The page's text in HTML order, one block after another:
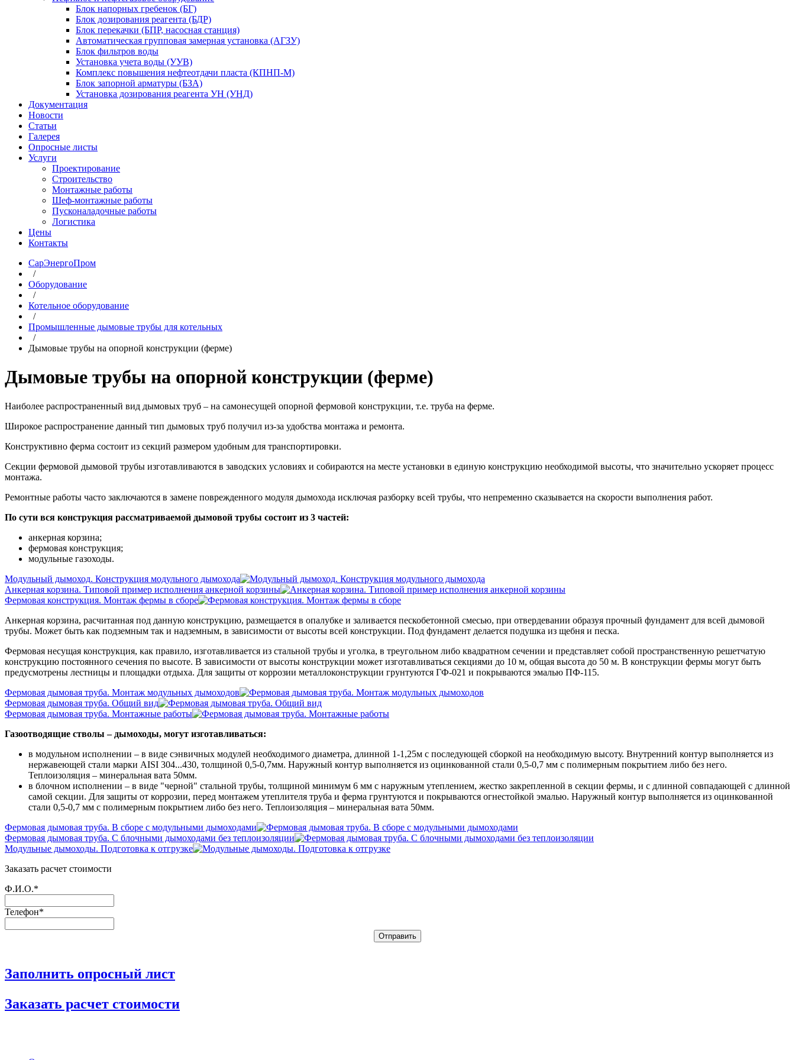
Блок напорных гребенок (БГ)
Блок дозирования реагента (БДР)
Блок перекачки (БПР, насосная станция)
Автоматическая групповая замерная установка (АГЗУ)
Блок фильтров воды
Установка учета воды (УУВ)
Комплекс повышения нефтеотдачи пласта (КПНП-М)
Блок запорной арматуры (БЗА)
Установка дозирования реагента УН (УНД)
Документация
Новости
Статьи
Галерея
Опросные листы
Услуги
Проектирование
Строительство
Монтажные работы
Шеф-монтажные работы
Пусконаладочные работы
Логистика
Цены
Контакты
СарЭнергоПром
/
Оборудование
/
Котельное оборудование
/
Промышленные дымовые трубы для котельных
/
Дымовые трубы на опорной конструкции (ферме)
Дымовые трубы на опорной конструкции (ферме)
Наиболее распространенный вид дымовых труб – на самонесущей опорной фермовой конструкции, т.е. труба на ферме.
Широкое распространение данный тип дымовых труб получил из-за удобства монтажа и ремонта.
Конструктивно ферма состоит из секций размером удобным для транспортировки.
Секции фермовой дымовой трубы изготавливаются в заводских условиях и собираются на месте установки в единую конструкцию необходимой высоты, что значительно ускоряет процесс
монтажа.
Ремонтные работы часто заключаются в замене поврежденного модуля дымохода исключая разборку всей трубы, что непременно сказывается на скорости выполнения работ.
По сути вся конструкция рассматриваемой дымовой трубы состоит из 3 частей:
анкерная корзина;
фермовая конструкция;
модульные газоходы.
Модульный дымоход. Конструкция модульного дымохода
Анкерная корзина. Типовой пример исполнения анкерной корзины
Фермовая конструкция. Монтаж фермы в сборе
Анкерная корзина, расчитанная под данную конструкцию, размещается в опалубке и заливается пескобетонной смесью, при отвердевании образуя прочный фундамент для всей дымовой
трубы. Может быть как подземным так и надземным, в зависимости от высоты всей конструкции. Под фундамент делается подушка из щебня и песка.
Фермовая несущая конструкция, как правило, изготавливается из стальной трубы и уголка, в треугольном либо квадратном сечении и представляет собой пространственную решетчатую
конструкцию постоянного сечения по высоте. В зависимости от высоты конструкции может изготавливаться секциями до 10 м, общая высота до 50 м. В конструкции фермы могут быть
предусмотрены лестницы и площадки отдыха. Для защиты от коррозии металлоконструкции грунтуются ГФ-021 и покрываются эмалью ПФ-115.
Фермовая дымовая труба. Монтаж модульных дымоходов
Фермовая дымовая труба. Общий вид
Фермовая дымовая труба. Монтажные работы
Газоотводящие стволы – дымоходы, могут изготавливаться:
в модульном исполнении – в виде сэнвичных модулей необходимого диаметра, длинной 1-1,25м с последующей сборкой на необходимую высоту. Внутренний контур выполняется из
нержавеющей стали марки AISI 304...430, толщиной 0,5-0,7мм. Наружный контур выполняется из оцинкованной стали 0,5-0,7 мм с полимерным покрытием либо без него.
Теплоизоляция – минеральная вата 50мм.
в блочном исполнении – в виде "черной" стальной трубы, толщиной минимум 6 мм с наружным утеплением, жестко закрепленной в секции фермы, и с длинной совпадающей с длинной
самой секции. Для защиты от коррозии, перед монтажем утеплителя труба и ферма грунтуются и покрываются огнестойкой эмалью. Наружный контур выполняется из оцинкованной
стали 0,5-0,7 мм с полимерным покрытием либо без него. Теплоизоляция – минеральная вата 50мм.
Фермовая дымовая труба. В сборе с модульными дымоходами
Фермовая дымовая труба. С блочными дымоходами без теплоизоляции
Модульные дымоходы. Подготовка к отгрузке
Заказать расчет стоимости
Ф.И.О.*
Телефон*
Заполнить опросный лист
Заказать расчет стоимости